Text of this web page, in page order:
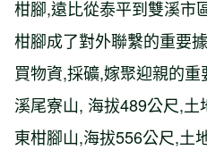
柑腳,遠比從泰平到雙溪市
柑腳成了對外聯繫的重要
買物資,採礦,嫁聚迎親的重
溪尾寮山, 海拔489公尺,土
東柑腳山,海拔556公尺,土